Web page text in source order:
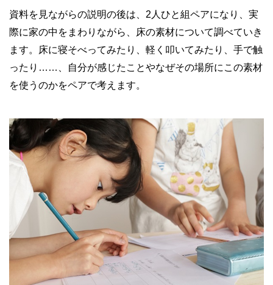
資料を見ながらの説明の後は、2人ひと組ペアになり、実
際に家の中をまわりながら、床の素材について調べていき
ます。床に寝そべってみたり、軽く叩いてみたり、手で触
ったり……、自分が感じたことやなぜその場所にこの素材
を使うのかをペアで考えます。